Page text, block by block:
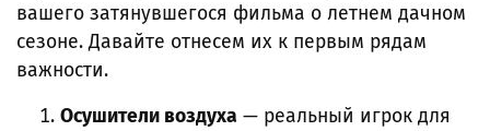
вашего затянувшегося фильма о летнем дачном
сезоне. Давайте отнесем их к первым рядам
важности.
Осушители воздуха — реальный игрок для